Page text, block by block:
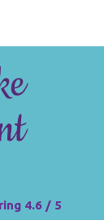
4.6 / 5